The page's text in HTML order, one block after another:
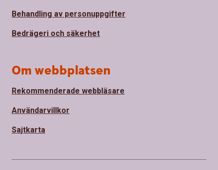
Behandling av personuppgifter
Bedrägeri och säkerhet
Om webbplatsen
Rekommenderade webbläsare
Användarvillkor
Sajtkarta